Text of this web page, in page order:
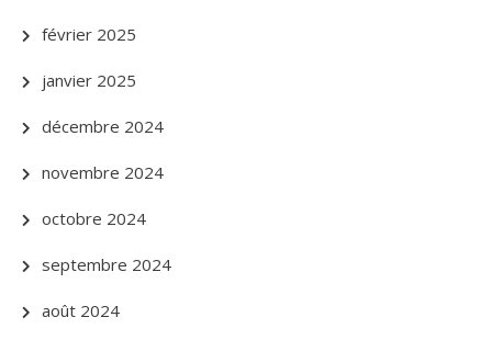
février 2025
janvier 2025
décembre 2024
novembre 2024
octobre 2024
septembre 2024
août 2024